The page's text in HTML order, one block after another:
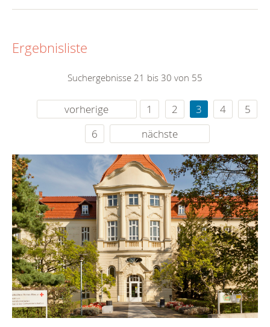
Ergebnisliste
Suchergebnisse 21 bis 30 von 55
vorherige 1 2 3 4
5
6
nächste